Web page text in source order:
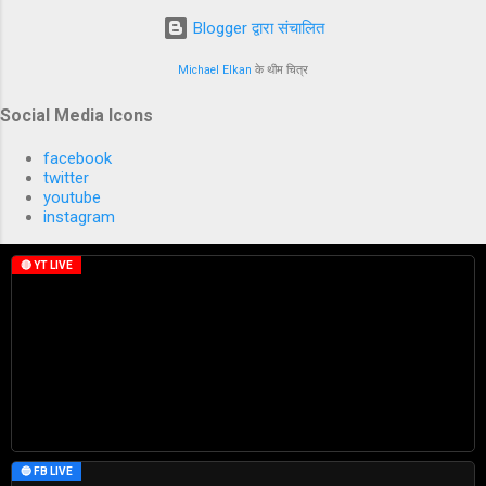
Blogger द्वारा संचालित
Michael Elkan के थीम चित्र
Social Media Icons
facebook
twitter
youtube
instagram
🔴 YT LIVE
🔵 FB LIVE